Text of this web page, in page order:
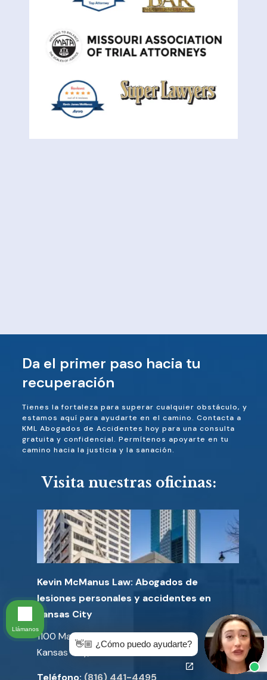
Da el primer paso hacia tu
recuperación
Tienes la fortaleza para superar cualquier obstáculo, y
estamos aquí para ayudarte en el camino. Contacta a
KML Abogados de Accidentes hoy para una consulta
gratuita y confidencial. Permítenos apoyarte en tu
camino hacia la justicia y la sanación.
Visita nuestras oficinas:
Kevin McManus Law: Abogados de
lesiones personales y accidentes en
Kansas City
1100 Main St Suite 2300
Kansas City, Missouri 64105
👋🏼 ¿Cómo puedo ayudarte?
Llámanos